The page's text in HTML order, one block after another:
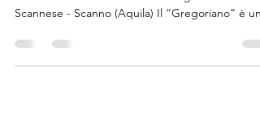
Gregoriano - Dedicato a Gregorio Rotolo Premio
Scannese - Scanno (Aquila) Il “Gregoriano” è